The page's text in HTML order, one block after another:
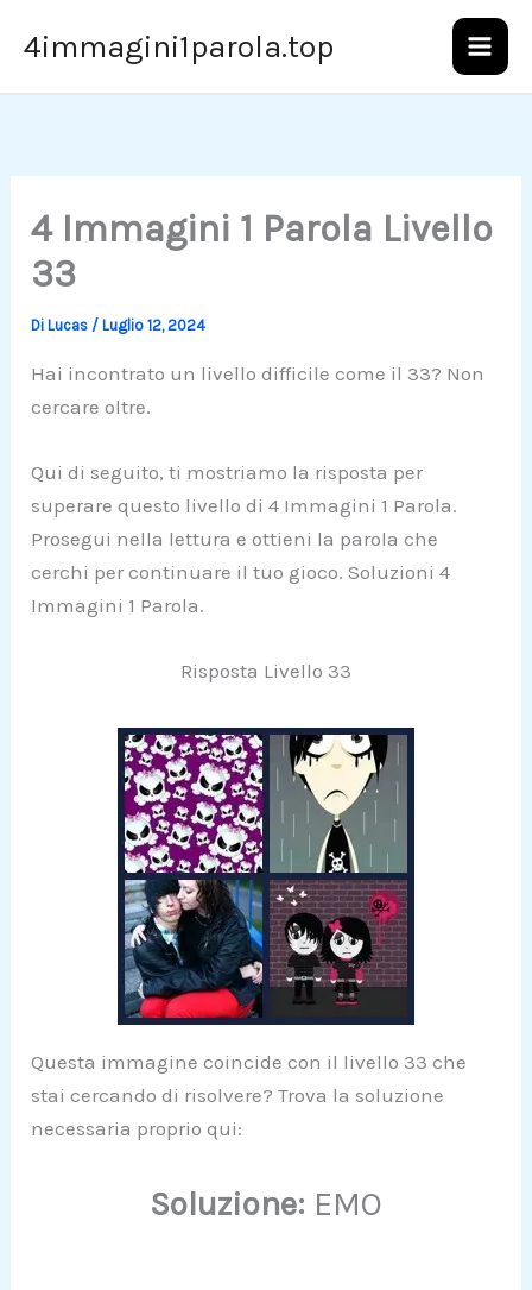
4immagini1parola.top
4 Immagini 1 Parola Livello
33
DiLucas /Luglio 12, 2024
Hai incontrato un livello difficile come il 33? Non
cercare oltre.
Qui di seguito, ti mostriamo la risposta per
superare questo livello di 4 Immagini 1 Parola.
Prosegui nella lettura e ottieni la parola che
cerchi per continuare il tuo gioco. Soluzioni 4
Immagini 1 Parola.
Risposta Livello 33
Questa immagine coincide con il livello 33 che
stai cercando di risolvere? Trova la soluzione
necessaria proprio qui:
Soluzione: EMO